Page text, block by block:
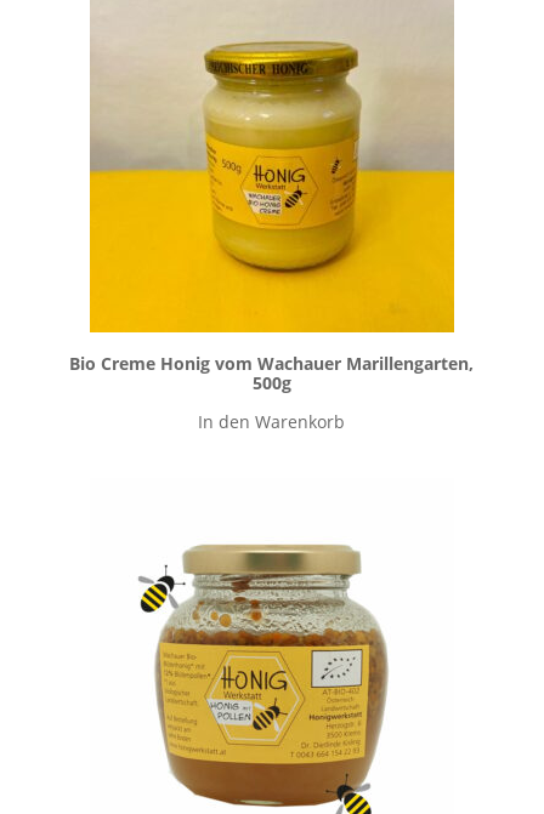
Bio Creme Honig vom Wachauer Marillengarten,
500g
In den Warenkorb